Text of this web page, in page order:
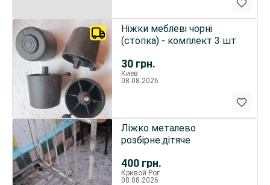
30 грн.
Ніжки меблеві чорні
(стопка) - комплект 3 шт
Киев
08.08.2026
400 грн.
Ліжко металево
розбірне.дітяче
Кривой Рог
08.08.2026